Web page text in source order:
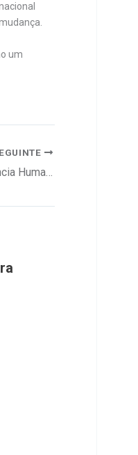
um
Zurich e PepsiCo na «Conferência Human»